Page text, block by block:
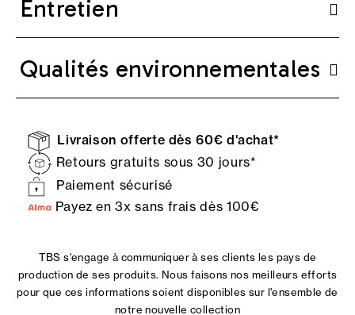
Entretien
Qualités environnementales
Livraison offerte dès 60€ d'achat*
Retours gratuits sous 30 jours*
Paiement sécurisé
Payez en 3x sans frais dès 100€
TBS s'engage à communiquer à ses clients les pays de
production de ses produits. Nous faisons nos meilleurs efforts
pour que ces informations soient disponibles sur l'ensemble de
notre nouvelle collection